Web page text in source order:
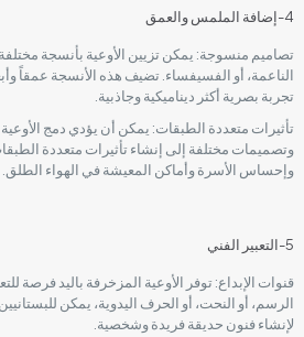
4-إضافة الملمس والعمق
تصاميم منسوجة: يمكن تزيين الأوعية بأنسجة
الناعمة، أو الفسيفساء. تضيف هذه الأنسجة عمقاً
تجربة بصرية أكثر ديناميكية وجاذبية.
تأثيرات متعددة الطبقات: يمكن أن يؤدي دمج
وتصميمات مختلفة إلى إنشاء تأثيرات متعددة
وإحساس الأسرة وأماكن المعيشة في الهواء الطلق.
5-التعبير الفني
قنوات الإبداع: توفر الأوعية المزخرفة باليد فرصة
الرسم، أو النحت، أو الحرف اليدوية، يمكن
لإنشاء فنون حديقة فريدة وشخصية.